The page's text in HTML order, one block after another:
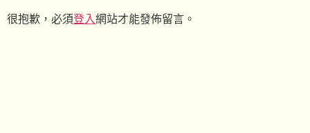
很抱歉，必須登入網站才能發佈留言。